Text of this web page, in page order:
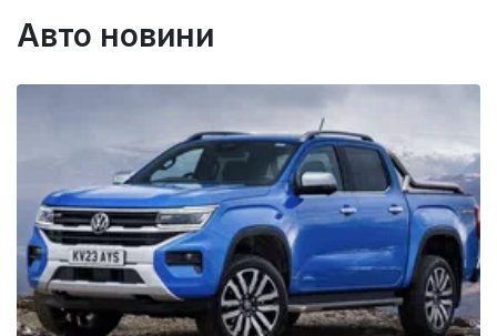
Авто новини